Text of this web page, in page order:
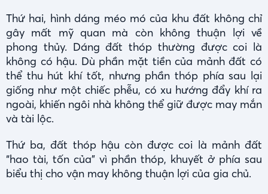
Thứ hai, hình dáng méo mó của khu đất không chỉ
gây mất mỹ quan mà còn không thuận lợi về
phong thủy. Dáng đất thóp thường được coi là
không có hậu. Dù phần mặt tiền của mảnh đất có
thể thu hút khí tốt, nhưng phần thóp phía sau lại
giống như một chiếc phễu, có xu hướng đẩy khí ra
ngoài, khiến ngôi nhà không thể giữ được may mắn
và tài lộc.
Thứ ba, đất thóp hậu còn được coi là mảnh đất
“hao tài, tốn của” vì phần thóp, khuyết ở phía sau
biểu thị cho vận may không thuận lợi của gia chủ.